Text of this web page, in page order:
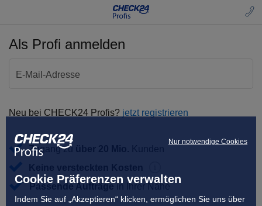
Nur notwendige Cookies
Cookie Präferenzen verwalten
Indem Sie auf „Akzeptieren“ klicken, ermöglichen Sie uns über
Als Profi anmelden
E-Mail-Adresse
Neu bei CHECK24 Profis? jetzt registrieren
Zugang zu
Passende Aufträgein Ihrer Nähe